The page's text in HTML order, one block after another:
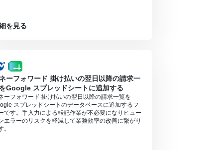
を見る
ーフォワード 掛け払いの翌日以降の請求一
Google スプレッドシートに追加する
ーフォワード 掛け払いの翌日以降の請求一覧を
スプレッドシートのデータベースに追加するフ
です。手入力による転記作業が不必要になりヒュー
エラーのリスクを軽減して業務効率の改善に繋がり
。